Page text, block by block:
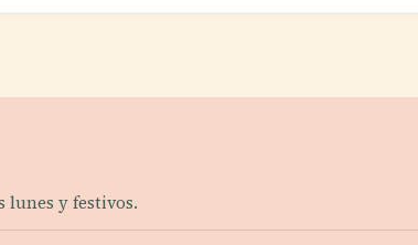
lunes y festivos.